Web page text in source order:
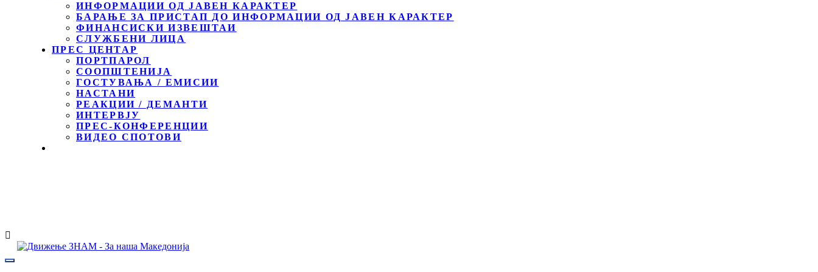
ИНФОРМАЦИИ ОД ЈАВЕН КАРАКТЕР
БАРАЊЕ ЗА ПРИСТАП ДО ИНФОРМАЦИИ ОД ЈАВЕН КАРАКТЕР
ФИНАНСИСКИ ИЗВЕШТАИ
СЛУЖБЕНИ ЛИЦА
ПРЕС ЦЕНТАР
ПОРТПАРОЛ
СООПШТЕНИЈА
ГОСТУВАЊА / ЕМИСИИ
НАСТАНИ
РЕАКЦИИ / ДЕМАНТИ
ИНТЕРВЈУ
ПРЕС-КОНФЕРЕНЦИИ
ВИДЕО СПОТОВИ